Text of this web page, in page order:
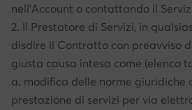
nell'Account o contattando il
2. Il Prestatore di Servizi, in
disdire il Contratto con preavviso
giusta causa intesa come (elenco
a. modifica delle norme giuridiche
prestazione di servizi per via